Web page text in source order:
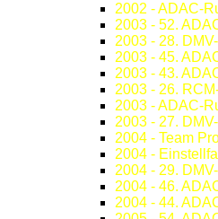
2002 - ADAC-
2003 - 52.
2003 - 28.
2003 - 45.
2003 - 43.
2003 - 26.
2003 - ADAC-
2003 - 27.
2004 - Team
2004 -
2004 - 29.
2004 - 46.
2004 - 44.